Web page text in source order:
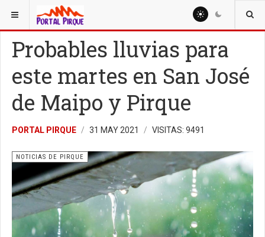
ESTÁ AQUÍ: NOTICIAS
Probables lluvias para
este martes en San José
de Maipo y Pirque
PORTAL PIRQUE 31 MAY 2021 VISITAS: 9491
NOTICIAS DE PIRQUE